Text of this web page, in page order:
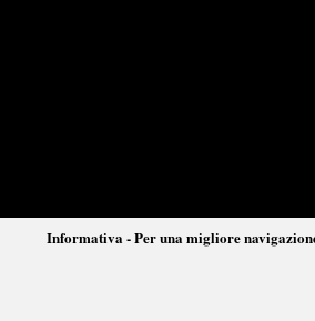
Informativa - Per una migliore